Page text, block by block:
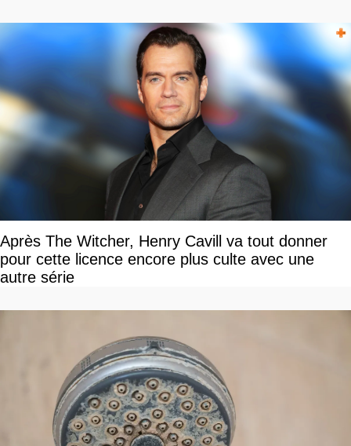
Après The Witcher, Henry Cavill va tout donner
pour cette licence encore plus culte avec une
autre série